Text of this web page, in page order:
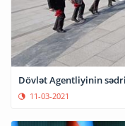
Dövlət Agentliyinin
11-03-2021